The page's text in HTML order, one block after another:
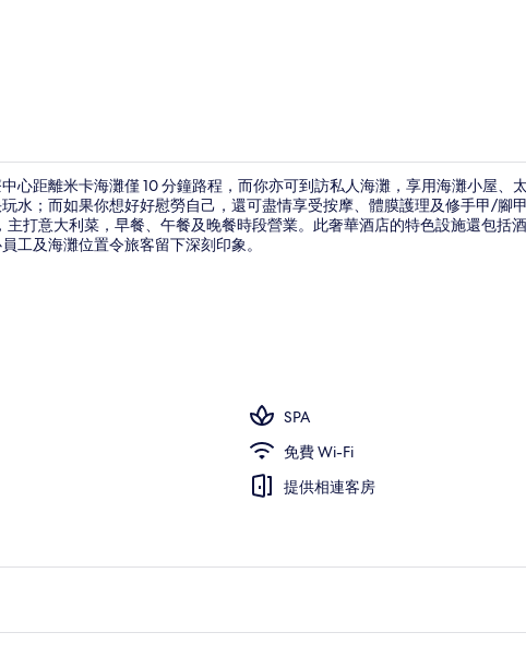
心距離米卡海灘僅 10 分鐘路程，而你亦可到訪私人海灘，享用海灘小屋、
水；而如果你想好好慰勞自己，還可盡情享受按摩、體膜護理及修手甲/腳
主打意大利菜，早餐、午餐及晚餐時段營業。此奢華酒店的特色設施還包括
工及海灘位置令旅客留下深刻印象。
SPA
免費 Wi-Fi
提供相連客房